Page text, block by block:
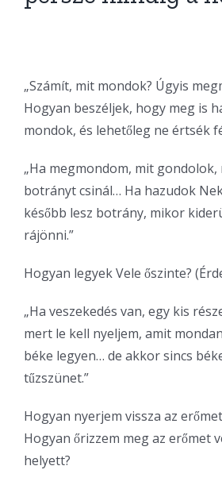
„Számít, mit mondok? Úgyis
Hogyan beszéljek, hogy meg is
mondok, és lehetőleg ne értsék
„Ha megmondom, mit gondolok,
botrányt csinál… Ha hazudok
később lesz botrány, mikor
rájönni.”
Hogyan legyek Vele őszinte?
„Ha veszekedés van, egy kis
mert le kell nyeljem, amit
béke legyen… de akkor sincs
tűzszünet.”
Hogyan nyerjem vissza az
Hogyan őrizzem meg az erőmet
helyett?